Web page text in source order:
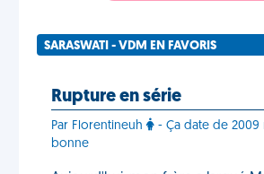
SARASWATI - VDM EN FAVORIS
Rupture en série
Par Florentineuh
- Ça date de 2009
bonne